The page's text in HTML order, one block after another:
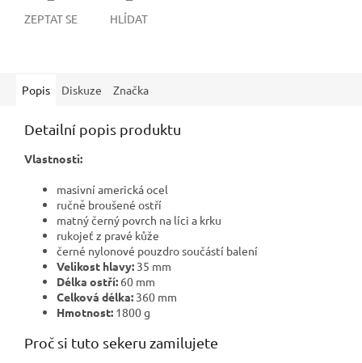
ZEPTAT SE HLÍDAT
Popis Diskuze Značka
Detailní popis produktu
Vlastnosti:
masivní americká ocel
ručně broušené ostří
matný černý povrch na líci a krku
rukojeť z pravé kůže
černé nylonové pouzdro součástí balení
Velikost hlavy: 35 mm
Délka ostří: 60 mm
Celková délka: 360 mm
Hmotnost: 1800 g
Proč si tuto sekeru zamilujete